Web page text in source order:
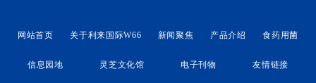
网站首页 关于利来国际W66 新闻聚焦 产品介绍 食药用菌
信息园地 灵芝文化馆 电子刊物 友情链接